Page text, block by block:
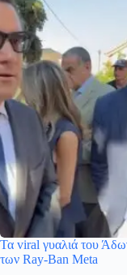
Τα viral γυαλιά του
των Ray-Ban Meta